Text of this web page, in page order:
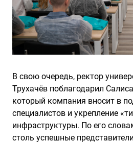
В свою очередь, ректор
Трухачёв поблагодарил
который компания вносит в
специалистов и укрепление
инфраструктуры. По его
столь успешные